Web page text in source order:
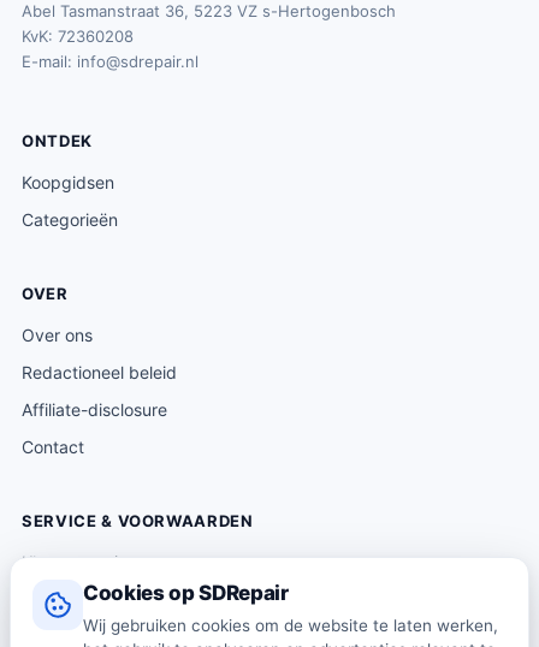
Cookies op SDRepair
Wij gebruiken cookies om de website te laten werken,
Abel Tasmanstraat 36, 5223 VZ s-Hertogenbosch
KvK: 72360208
E-mail: info@sdrepair.nl
ONTDEK
Koopgidsen
Categorieën
OVER
Over ons
Redactioneel beleid
Affiliate-disclosure
Contact
SERVICE & VOORWAARDEN
Klantenservice
Verzending & levering
Retourneren